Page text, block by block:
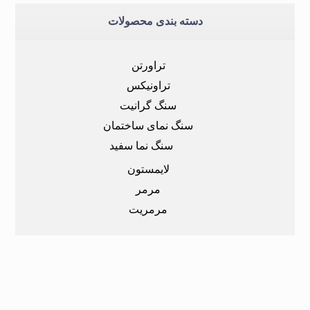
دسته بندی محصولات
تراورتن
تراونیکس
سنگ گرانیت
سنگ نمای ساختمان
سنگ نما سفید
لایمستون
مرمر
مرمریت